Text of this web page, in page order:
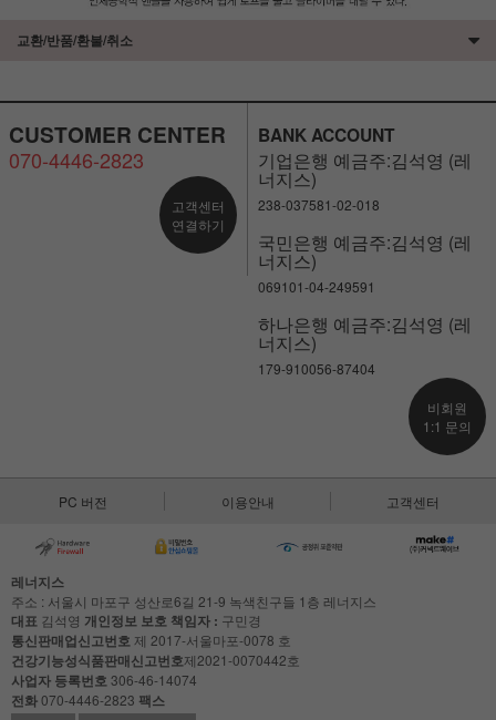
교환/반품/환불/취소
CUSTOMER CENTER
070-4446-2823
고객센터
연결하기
BANK ACCOUNT
기업은행 예금주:김석영 (레
너지스)
238-037581-02-018
국민은행 예금주:김석영 (레
너지스)
069101-04-249591
하나은행 예금주:김석영 (레
너지스)
179-910056-87404
비회원
1:1 문의
PC 버전 이용안내 고객센터
레너지스
주소 : 서울시 마포구 성산로6길 21-9 녹색친구들 1층 레너지스
대표 김석영 개인정보 보호 책임자 : 구민경
통신판매업신고번호제 2017-서울마포-0078 호
건강기능성식품판매신고번호제2021-0070442호
사업자 등록번호306-46-14074
전화070-4446-2823 팩스